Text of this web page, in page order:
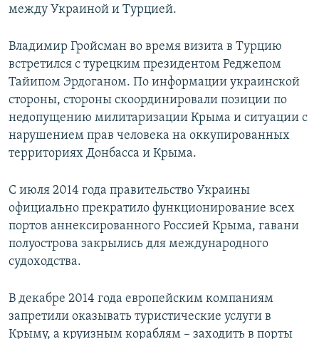
между Украиной и Турцией.
Владимир Гройсман во время визита в Турцию
встретился с турецким президентом Реджепом
Тайипом Эрдоганом. По информации украинской
стороны, стороны скоординировали позиции по
недопущению милитаризации Крыма и ситуации с
нарушением прав человека на оккупированных
территориях Донбасса и Крыма.
С июля 2014 года правительство Украины
официально прекратило функционирование всех
портов аннексированного Россией Крыма, гавани
полуострова закрылись для международного
судоходства.
В декабре 2014 года европейским компаниям
запретили оказывать туристические услуги в
Крыму, а круизным кораблям – заходить в порты